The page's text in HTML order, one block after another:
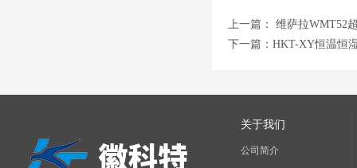
上一篇： 维萨拉WMT52
下一篇： HKT-XY恒温恒
关于我们
公司简介